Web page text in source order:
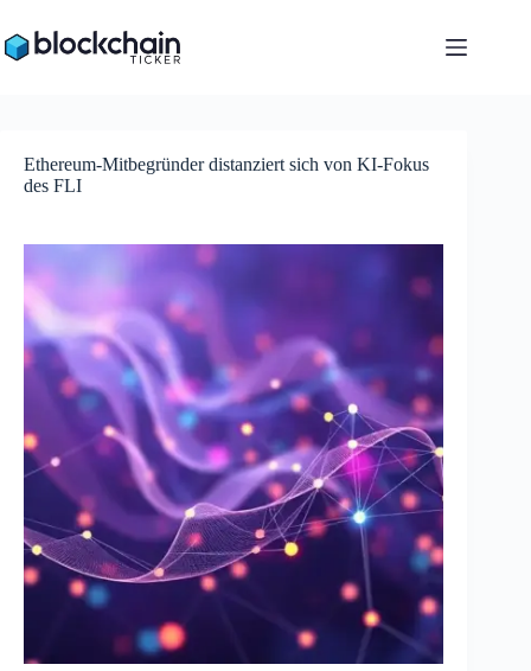
Inhalt
springen
Ethereum-Mitbegründer distanziert sich von KI-Fokus
des FLI